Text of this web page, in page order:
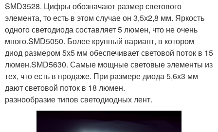
SMD3528. Цифры обозначают размер светового
элемента, то есть в этом случае он 3,5х2,8 мм. Яркость
одного светодиода составляет 5 люмен, что не очень
много.SMD5050. Более крупный вариант, в котором
диод размером 5х5 мм обеспечивает световой поток в 15
люмен.SMD5630. Самые мощные световые элементы из
тех, что есть в продаже. При размере диода 5,6х3 мм
дают световой поток в 18 люмен.
разнообразие типов светодиодных лент.